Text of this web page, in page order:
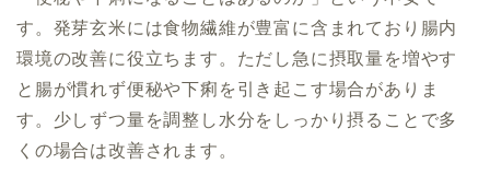
す。発芽玄米には食物繊維が豊富に含まれており腸内
環境の改善に役立ちます。ただし急に摂取量を増やす
と腸が慣れず便秘や下痢を引き起こす場合がありま
す。少しずつ量を調整し水分をしっかり摂ることで多
くの場合は改善されます。